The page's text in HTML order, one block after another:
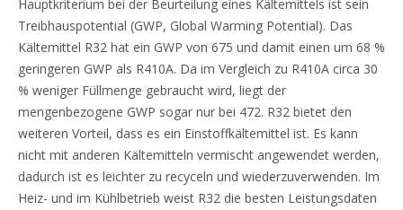
Hauptkriterium bei der Beurteilung eines Kältemittels ist sein
Treibhauspotential (GWP, Global Warming Potential). Das
Kältemittel R32 hat ein GWP von 675 und damit einen um 68 %
geringeren GWP als R410A. Da im Vergleich zu R410A circa 30
% weniger Füllmenge gebraucht wird, liegt der
mengenbezogene GWP sogar nur bei 472. R32 bietet den
weiteren Vorteil, dass es ein Einstoffkältemittel ist. Es kann
nicht mit anderen Kältemitteln vermischt angewendet werden,
dadurch ist es leichter zu recyceln und wiederzuverwenden. Im
Heiz- und im Kühlbetrieb weist R32 die besten Leistungsdaten